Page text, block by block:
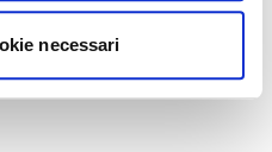
necessari